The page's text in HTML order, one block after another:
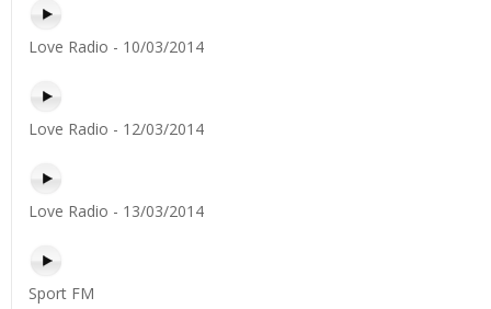
Love Radio - 10/03/2014
Love Radio - 12/03/2014
Love Radio - 13/03/2014
Sport FM